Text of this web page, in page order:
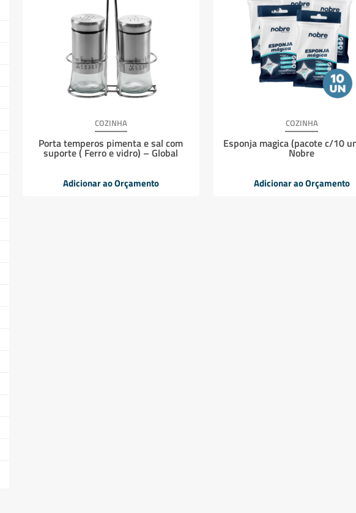
COZINHA
Porta temperos pimenta e sal com
suporte ( Ferro e vidro) – Global
Adicionar ao Orçamento
COZINHA
Esponja magica (pacote c/10
Nobre
Adicionar ao Orçamento